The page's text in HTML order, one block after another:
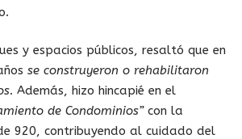
y espacios públicos, resaltó que en
se construyeron o rehabilitaron
. Además, hizo hincapié en el
de Condominios”con la
920, contribuyendo al cuidado del